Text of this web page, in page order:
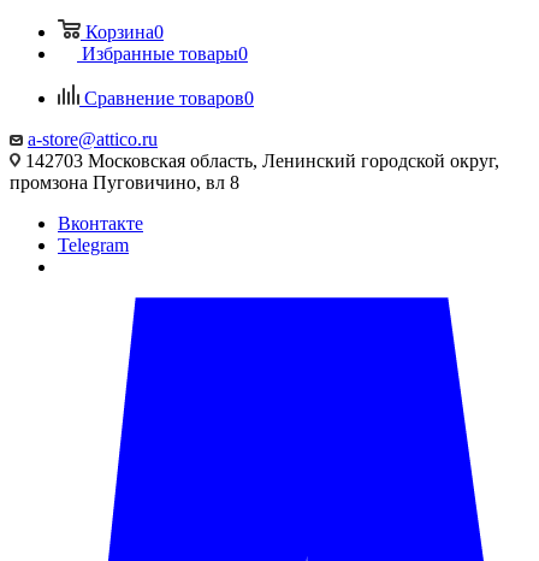
Корзина0
Избранные товары0
Сравнение товаров0
a-store@attico.ru
142703 Московская область, Ленинский городской округ,
промзона Пуговичино, вл 8
Вконтакте
Telegram